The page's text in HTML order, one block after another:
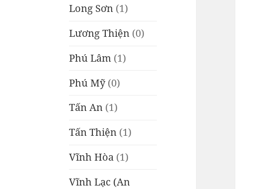
Long Sơn (1)
Lương Thiện (0)
Phú Lâm (1)
Phú Mỹ(0)
Tấn An (1)
Tấn Thiện (1)
Vĩnh Hòa (1)
Vĩnh Lạc (An